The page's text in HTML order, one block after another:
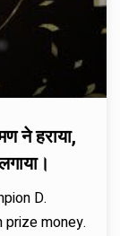
ने हराया,
D.
prize money.